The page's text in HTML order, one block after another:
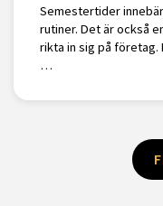
Semestertider
rutiner. Det är också
rikta in sig på företag.
…